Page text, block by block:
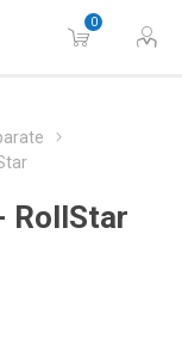
0
RollStar